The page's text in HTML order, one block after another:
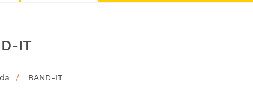
IT
BAND-IT